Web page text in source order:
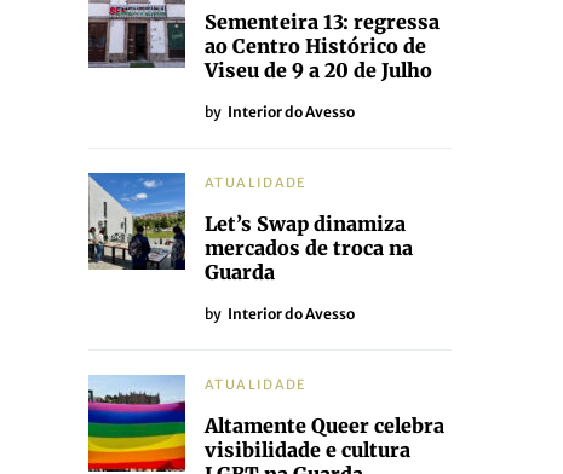
Sementeira 13: regressa
ao Centro Histórico de
Viseu de 9 a 20 de Julho
by Interior do Avesso
ATUALIDADE
Let’s Swap dinamiza
mercados de troca na
Guarda
by Interior do Avesso
ATUALIDADE
Altamente Queer celebra
visibilidade e cultura